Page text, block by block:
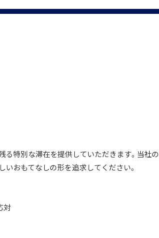
る特別な滞在を提供していただきます。当社
いおもてなしの形を追求してください。
対